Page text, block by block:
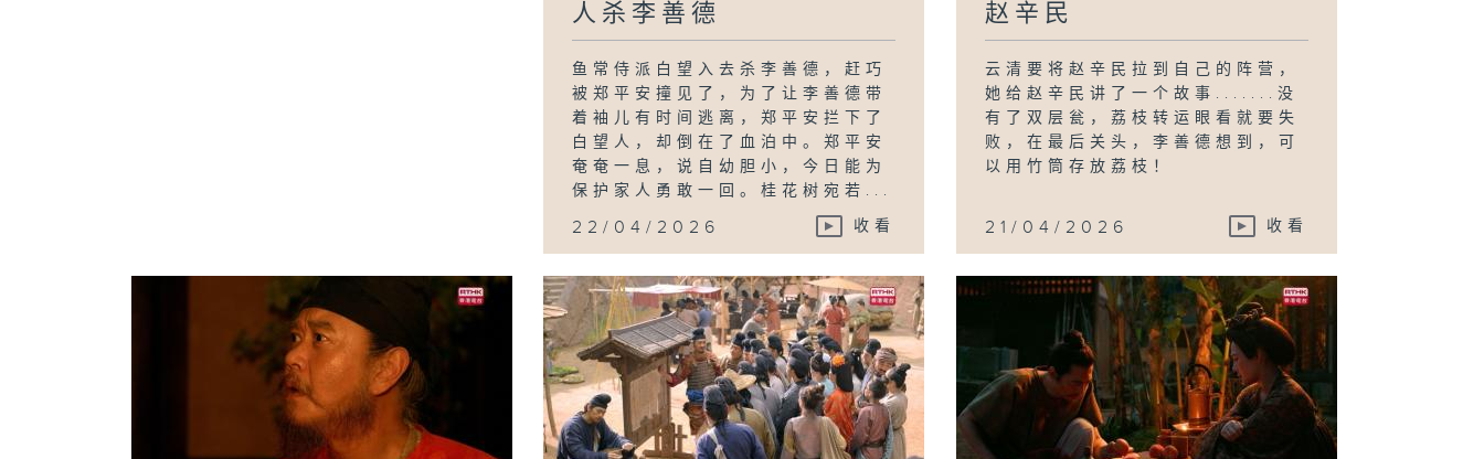
人杀李善德
鱼常侍派白望入去杀李善德，赶巧
被郑平安撞见了，为了让李善德带
着袖儿有时间逃离，郑平安拦下了
白望人，却倒在了血泊中。郑平安
奄奄一息，说自幼胆小，今日能为
保护家人勇敢一回。桂花树宛若...
22/04/2026 收看
赵辛民
云清要将赵辛民拉到自己的阵营，
她给赵辛民讲了一个故事.......没
有了双层瓮，荔枝转运眼看就要失
败，在最后关头，李善德想到，可
以用竹筒存放荔枝！
21/04/2026 收看